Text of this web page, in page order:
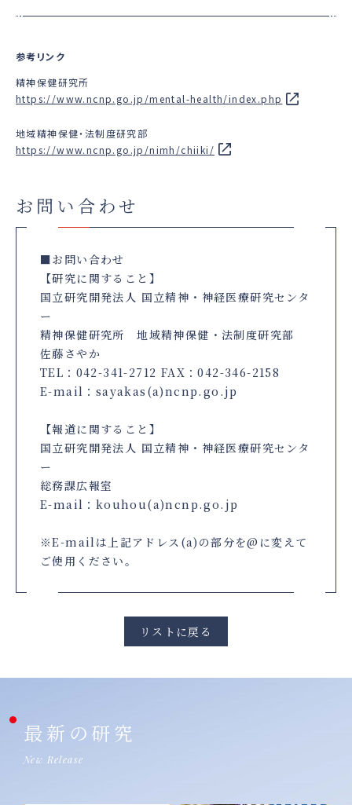
参考リンク
精神保健研究所
https://www.ncnp.go.jp/mental-health/index.php
地域精神保健・法制度研究部
https://www.ncnp.go.jp/nimh/chiiki/
お問い合わせ
■お問い合わせ
【研究に関すること】
国立研究開発法人 国立精神・神経医療研究センタ
ー
精神保健研究所 地域精神保健・法制度研究部
佐藤さやか
TEL：042-341-2712 FAX：042-346-2158
E-mail：sayakas(a)ncnp.go.jp
【報道に関すること】
国立研究開発法人 国立精神・神経医療研究センタ
ー
総務課広報室
E-mail：kouhou(a)ncnp.go.jp
※E-mailは上記アドレス(a)の部分を@に変えて
ご使用ください。
リストに戻る
最新の研究
New Release